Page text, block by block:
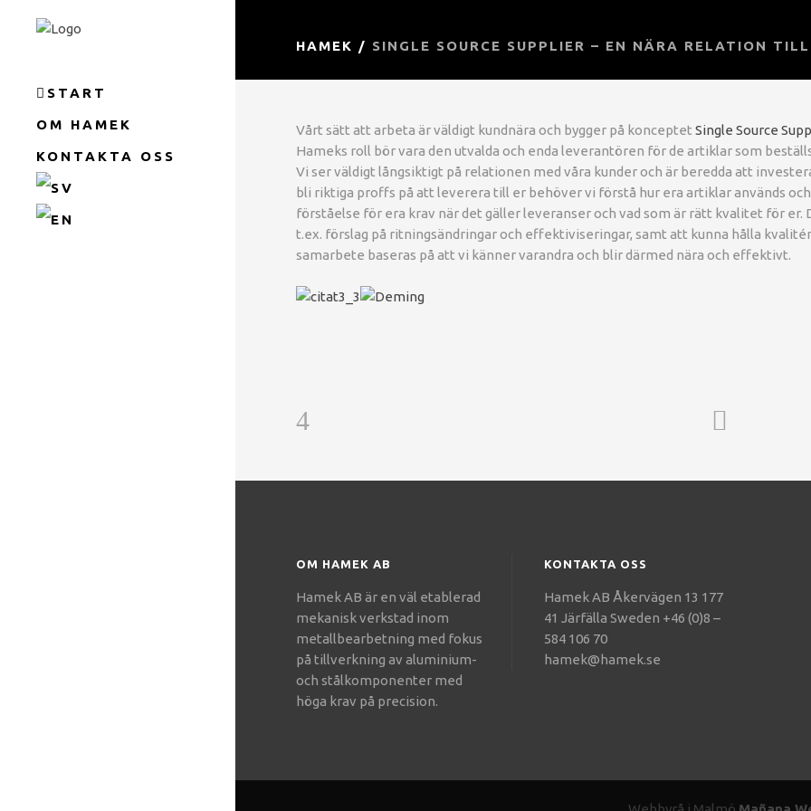
START
OM HAMEK
KONTAKTA OSS
HAMEK / SINGLE SOURCE SUPPLIER – EN NÄRA RELATION
Vårt sätt att arbeta är väldigt kundnära och bygger på konceptet Single Source
Hameks roll bör vara den utvalda och enda leverantören för de artiklar som
Vi ser väldigt långsiktigt på relationen med våra kunder och är beredda att
bli riktiga proffs på att leverera till er behöver vi förstå hur era artiklar används
förståelse för era krav när det gäller leveranser och vad som är rätt kvalitet för
t.ex. förslag på ritningsändringar och effektiviseringar, samt att kunna hålla
samarbete baseras på att vi känner varandra och blir därmed nära och effektivt.
OM HAMEK AB
Hamek AB är en väl etablerad
mekanisk verkstad inom
metallbearbetning med fokus
på tillverkning av aluminium-
och stålkomponenter med
höga krav på precision.
KONTAKTA OSS
Hamek AB Åkervägen 13 177
41 Järfälla Sweden +46 (0)8 –
584 106 70
hamek@hamek.se